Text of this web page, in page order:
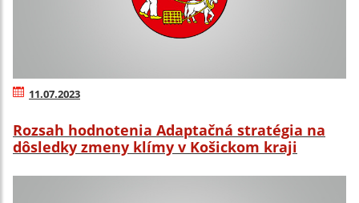
11.07.2023
Rozsah hodnotenia Adaptačná stratégia na
dôsledky zmeny klímy v Košickom kraji